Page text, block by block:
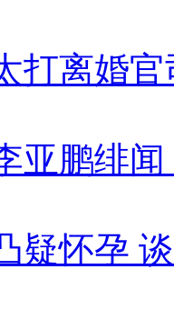
轻松掌握
向台湾，
人轻松掌
知道哪些流
如何发挥作
功能不稀
！
打离婚
亚鹏绯
疑怀孕